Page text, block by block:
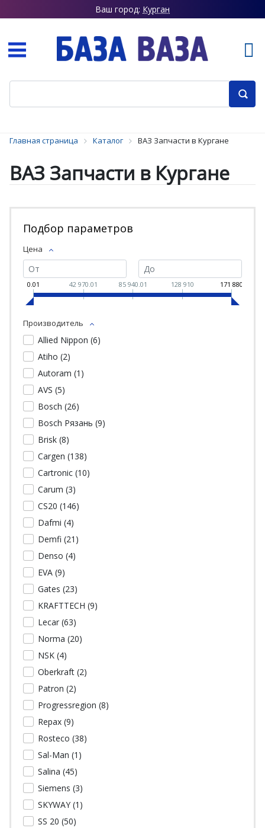
Ваш город: Курган
Главная страница Каталог ВАЗ Запчасти в Кургане
ВАЗ Запчасти в Кургане
Подбор параметров
Цена
0.01 42 970.01 85 940.01 128 910 171 880
Производитель
Allied Nippon (6)
Atiho (2)
Autoram (1 )
AVS (5)
Bosch (26)
Bosch Рязань (9)
Brisk (8)
Cargen (138)
Cartronic (10)
Carum (3)
CS20 (146)
Dafmi (4)
Demfi (21 )
Denso (4)
EVA (9)
Gates (23)
KRAFTTECH (9)
Lecar (63)
Norma (20)
NSK (4)
Oberkraft (2)
Patron (2)
Progressregion (8)
Repax (9)
Rosteco (38)
Sal-Man (1 )
Salina (45)
Siemens (3)
SKYWAY (1 )
SS 20 (50)